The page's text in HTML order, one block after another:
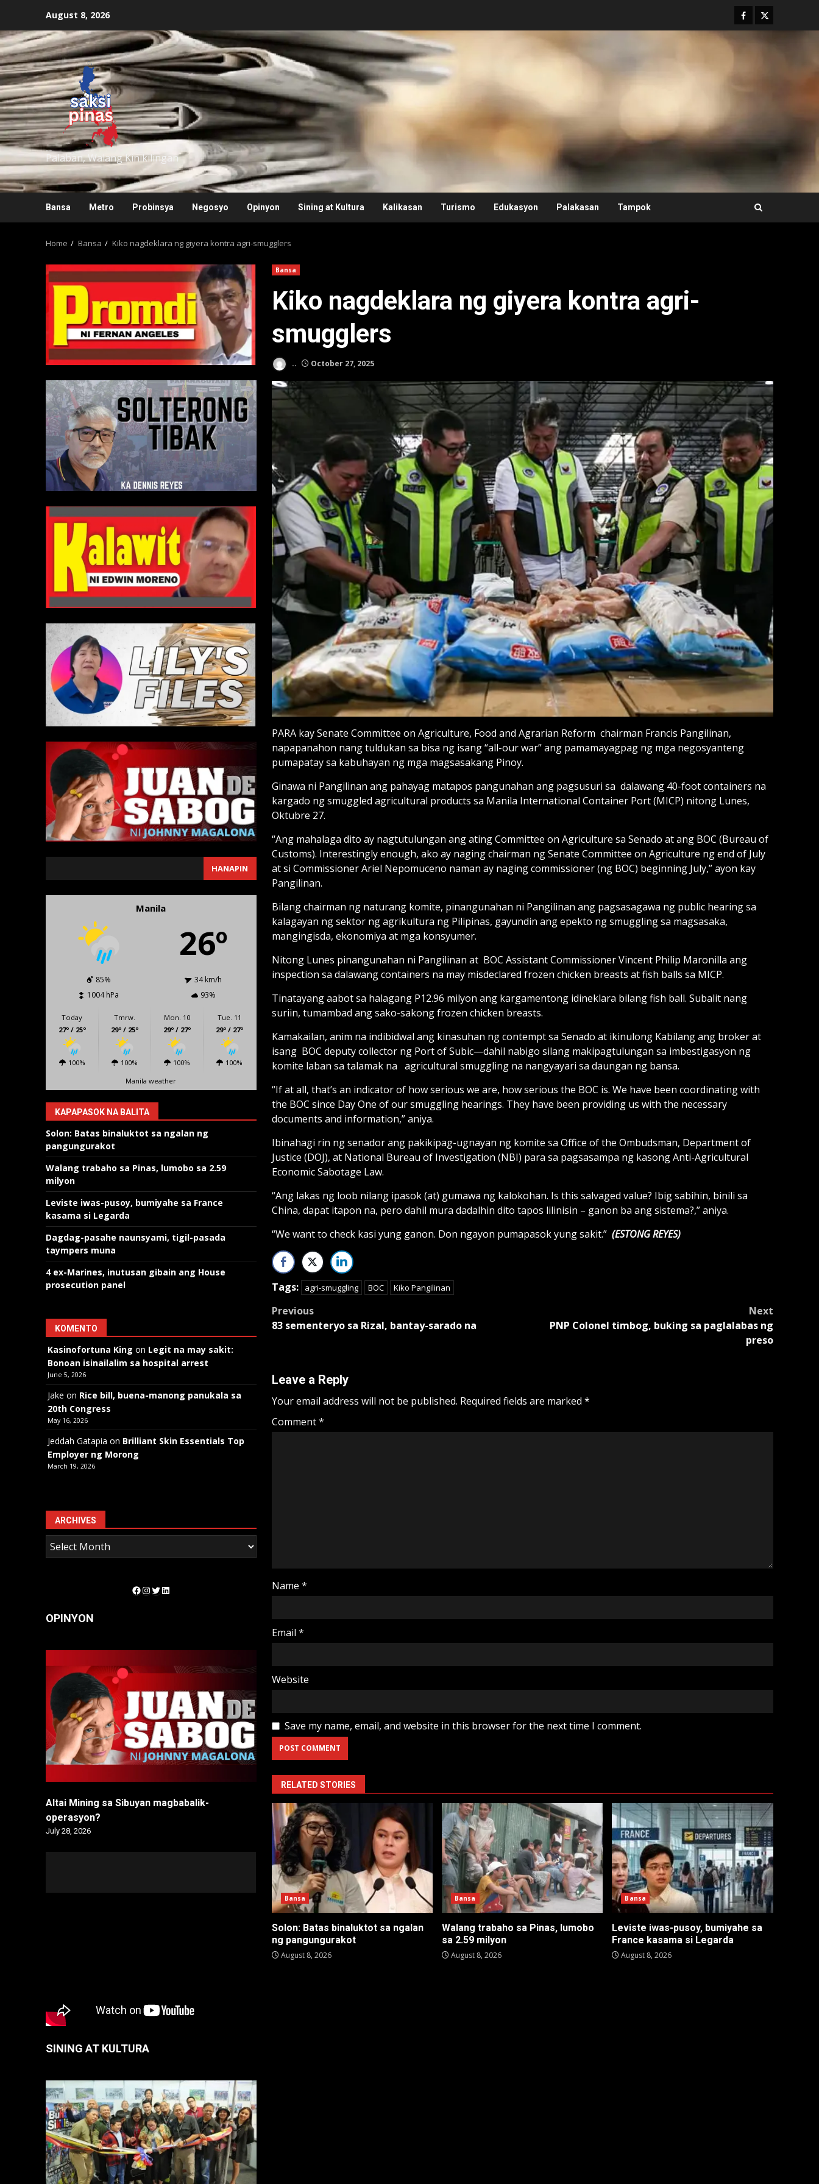
content
August 8, 2026 Facebook
Twitter
Palaban, Walang Kinikilingan
Bansa Metro Probinsya Negosyo Opinyon Sining at Kultura Kalikasan Turismo Edukasyon Palakasan Tampok
Home Bansa Kiko nagdeklara ng giyera kontra agri-smugglers
Bansa
Kiko nagdeklara ng giyera kontra agri-
smugglers
.. October 27, 2025
PARA kay Senate Committee on Agriculture, Food and Agrarian Reform chairman Francis Pangilinan,
napapanahon nang tuldukan sa bisa ng isang “all-our war” ang pamamayagpag ng mga negosyanteng
pumapatay sa kabuhayan ng mga magsasakang Pinoy.
Ginawa ni Pangilinan ang pahayag matapos pangunahan ang pagsusuri sa dalawang 40-foot containers na
kargado ng smuggled agricultural products sa Manila International Container Port (MICP) nitong Lunes,
Oktubre 27.
“Ang mahalaga dito ay nagtutulungan ang ating Committee on Agriculture sa Senado at ang BOC (Bureau of
Customs). Interestingly enough, ako ay naging chairman ng Senate Committee on Agriculture ng end of July
at si Commissioner Ariel Nepomuceno naman ay naging commissioner (ng BOC) beginning July,” ayon kay
Pangilinan.
Bilang chairman ng naturang komite, pinangunahan ni Pangilinan ang pagsasagawa ng public hearing sa
kalagayan ng sektor ng agrikultura ng Pilipinas, gayundin ang epekto ng smuggling sa magsasaka,
mangingisda, ekonomiya at mga konsyumer.
Nitong Lunes pinangunahan ni Pangilinan at BOC Assistant Commissioner Vincent Philip Maronilla ang
inspection sa dalawang containers na may misdeclared frozen chicken breasts at fish balls sa MICP.
Tinatayang aabot sa halagang P12.96 milyon ang kargamentong idineklara bilang fish ball. Subalit nang
suriin, tumambad ang sako-sakong frozen chicken breasts.
Kamakailan, anim na indibidwal ang kinasuhan ng contempt sa Senado at ikinulong Kabilang ang broker at
isang BOC deputy collector ng Port of Subic—dahil nabigo silang makipagtulungan sa imbestigasyon ng
komite laban sa talamak na agricultural smuggling na nangyayari sa daungan ng bansa.
“If at all, that’s an indicator of how serious we are, how serious the BOC is. We have been coordinating with
the BOC since Day One of our smuggling hearings. They have been providing us with the necessary
documents and information,” aniya.
Ibinahagi rin ng senador ang pakikipag-ugnayan ng komite sa Office of the Ombudsman, Department of
Justice (DOJ), at National Bureau of Investigation (NBI) para sa pagsasampa ng kasong Anti-Agricultural
Economic Sabotage Law.
“Ang lakas ng loob nilang ipasok (at) gumawa ng kalokohan. Is this salvaged value? Ibig sabihin, binili sa
China, dapat itapon na, pero dahil mura dadalhin dito tapos lilinisin – ganon ba ang sistema?,” aniya.
“We want to check kasi yung ganon. Don ngayon pumapasok yung sakit.” (ESTONG REYES)
Tags: agri-smuggling BOC Kiko Pangilinan
Post
navigation
Previous
83 sementeryo sa Rizal, bantay-sarado na
Next
PNP Colonel timbog, buking sa paglalabas ng
preso
Leave a Reply
Your email address will not be published. Required fields are marked *
Comment*
Name *
Email *
Website
Save my name, email, and website in this browser for the next time I comment.
RELATED STORIES
Bansa
Solon: Batas binaluktot sa ngalan
ng pangungurakot
August 8, 2026
Bansa
Walang trabaho sa Pinas, lumobo
sa 2.59 milyon
August 8, 2026
Bansa
Leviste iwas-pusoy, bumiyahe sa
France kasama si Legarda
August 8, 2026
HANAPIN
Manila
26º
85%
34 km/h
1004 hPa
93%
Today
27º / 25º
100%
Tmrw.
29º / 25º
100%
Mon. 10
29º / 27º
100%
Tue. 11
29º / 27º
100%
Manila weather
KAPAPASOK NA BALITA
Solon: Batas binaluktot sa ngalan ng
pangungurakot
Walang trabaho sa Pinas, lumobo sa 2.59
milyon
Leviste iwas-pusoy, bumiyahe sa France
kasama si Legarda
Dagdag-pasahe naunsyami, tigil-pasada
taympers muna
4 ex-Marines, inutusan gibain ang House
prosecution panel
KOMENTO
Kasinofortuna King on Legit na may sakit:
Bonoan isinailalim sa hospital arrest
June 5, 2026
Jake on Rice bill, buena-manong panukala sa
20th Congress
May 16, 2026
Jeddah Gatapia on Brilliant Skin Essentials Top
Employer ng Morong
March 19, 2026
ARCHIVES
Facebook
Instagram
Twitter
LinkedIn
OPINYON
Altai Mining sa Sibuyan magbabalik-
operasyon?
July 28, 2026
SINING AT KULTURA